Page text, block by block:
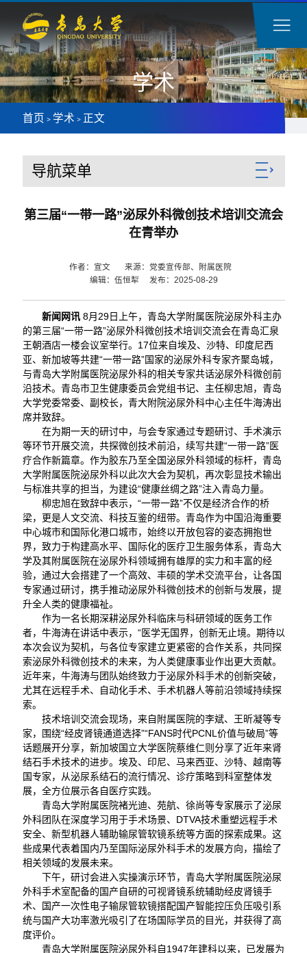
学术
首页 > 学术 > 正文
导航菜单
第三届“一带一路”泌尿外科微创技术培训交流会
在青举办
作者：宣文 来源：党委宣传部、附属医院
编辑：伍恒犁 发布：2025-08-29
新闻网讯8月29日上午，青岛大学附属医院泌尿外科主办
的第三届“一带一路”泌尿外科微创技术培训交流会在青岛汇泉
王朝酒店一楼会议室举行。17位来自埃及、沙特、印度尼西
亚、新加坡等共建“一带一路”国家的泌尿外科专家齐聚岛城，
与青岛大学附属医院泌尿外科的相关专家共话泌尿外科微创前
沿技术。青岛市卫生健康委员会党组书记、主任柳忠旭，青岛
大学党委常委、副校长，青大附院泌尿外科中心主任牛海涛出
席并致辞。
在为期一天的研讨中，与会专家通过专题研讨、手术演示
等环节开展交流，共探微创技术前沿，续写共建“一带一路”医
疗合作新篇章。作为胶东乃至全国泌尿外科领域的标杆，青岛
大学附属医院泌尿外科以此次大会为契机，再次彰显技术输出
与标准共享的担当，为建设“健康丝绸之路”注入青岛力量。
柳忠旭在致辞中表示，“一带一路”不仅是经济合作的桥
梁，更是人文交流、科技互鉴的纽带。青岛作为中国沿海重要
中心城市和国际化港口城市，始终以开放包容的姿态拥抱世
界，致力于构建高水平、国际化的医疗卫生服务体系，青岛大
学及其附属医院在泌尿外科领域拥有雄厚的实力和丰富的经
验，通过大会搭建了一个高效、丰硕的学术交流平台，让各国
专家通过研讨，携手推动泌尿外科微创技术的创新与发展，提
升全人类的健康福祉。
作为一名长期深耕泌尿外科临床与科研领域的医务工作
者，牛海涛在讲话中表示，“医学无国界，创新无止境。期待以
本次会议为契机，与各位专家建立更紧密的合作关系，共同探
索泌尿外科微创技术的未来，为人类健康事业作出更大贡献。
近年来，牛海涛与团队始终致力于泌尿外科手术的创新突破，
尤其在远程手术、自动化手术、手术机器人等前沿领域持续探
索。
技术培训交流会现场，来自附属医院的李斌、王昕凝等专
家，围绕“经皮肾镜通道选择”“FANS时代PCNL价值与破局”等
话题展开分享，新加坡国立大学医院蔡维仁则分享了近年来肾
结石手术技术的进步。埃及、印尼、马来西亚、沙特、越南等
国专家，从泌尿系结石的流行情况、诊疗策略到科室整体发
展，全方位展示各自医疗实践。
青岛大学附属医院褚光迪、苑航、徐尚等专家展示了泌尿
外科团队在深度学习用于手术场景、DTVA技术重塑远程手术
安全、新型机器人辅助输尿管软镜系统等方面的探索成果。这
些成果代表着国内乃至国际泌尿外科手术的发展方向，描绘了
相关领域的发展未来。
下午，研讨会进入实操演示环节，青岛大学附属医院泌尿
外科手术室配备的国产自研的可视肾镜系统辅助经皮肾镜手
术、国产一次性电子输尿管软镜搭配国产智能控压负压吸引系
统与国产大功率激光吸引了在场国际学员的目光，并获得了高
度评价。
青岛大学附属医院泌尿外科自1947年建科以来，已发展为